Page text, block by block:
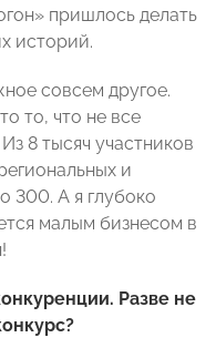
пришлось делать
историй.
совсем другое.
то, что не все
8 тысяч участников
и
300. А я глубоко
малым бизнесом в
Разве не